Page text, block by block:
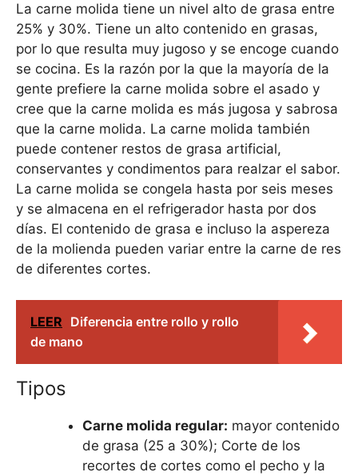
La carne molida tiene un nivel alto de grasa entre
25% y 30%. Tiene un alto contenido en grasas,
por lo que resulta muy jugoso y se encoge cuando
se cocina. Es la razón por la que la mayoría de la
gente prefiere la carne molida sobre el asado y
cree que la carne molida es más jugosa y sabrosa
que la carne molida. La carne molida también
puede contener restos de grasa artificial,
conservantes y condimentos para realzar el sabor.
La carne molida se congela hasta por seis meses
y se almacena en el refrigerador hasta por dos
días. El contenido de grasa e incluso la aspereza
de la molienda pueden variar entre la carne de res
de diferentes cortes.
LEER Diferencia entre rollo y rollo
de mano
Tipos
Carne molida regular: mayor contenido
de grasa (25 a 30%); Corte de los
recortes de cortes como el pecho y la